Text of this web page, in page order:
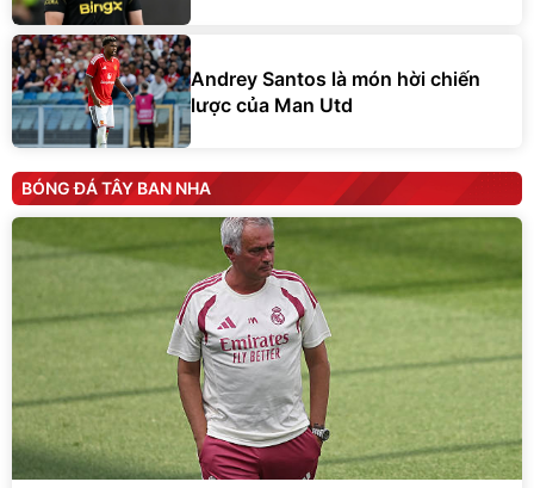
Andrey Santos là món hời chiến
lược của Man Utd
BÓNG ĐÁ TÂY BAN NHA